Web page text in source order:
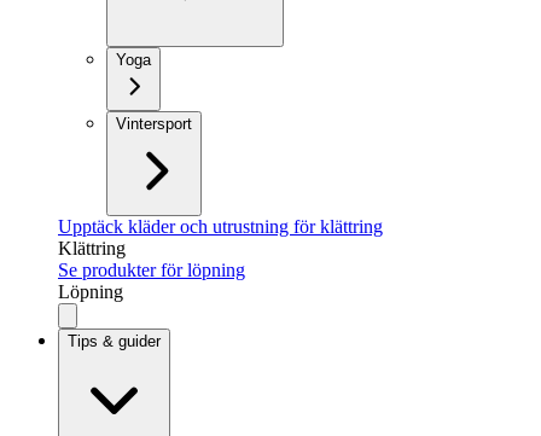
Yoga
Vintersport
Upptäck kläder och utrustning för klättring
Klättring
Se produkter för löpning
Löpning
Tips & guider